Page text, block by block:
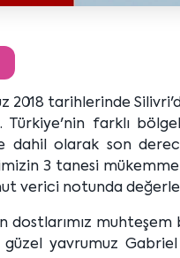
2018 tarihlerinde
Türkiye'nin farklı
dahil olarak son
3 tanesi
verici notunda
dostlarımız
güzel yavrumuz